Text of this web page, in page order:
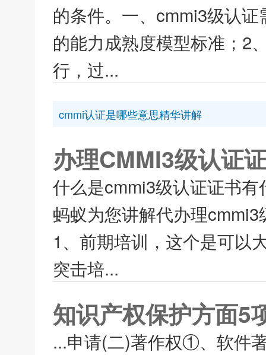
的条件。一、cmmi3级认
的能力成熟度模型标准；2
行，过...
cmmi认证是哪些意思精华讲解
办理CMMI3级认证
什么是cmmi3级认证证书
蚂蚁为您讲解代办理
1、前期培训，这个是可以
突击培...
知识产权保护方面5
...申请(二)著作权①、软件